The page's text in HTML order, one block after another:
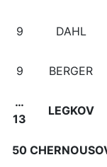
9 DAHL
9 BERGER
…
13
LEGKOV
50